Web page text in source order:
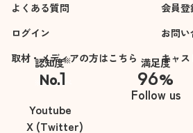
よくある質問
会員登
ログイン
お問
取材・メディアの方はこちら
キャ
認知度※
No.1
※自社調べ
満足度
96%
Follow us
Youtube
X (Twitter)